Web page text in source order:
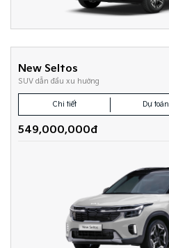
New Seltos
SUV dẫn đầu xu hướng
Chi tiết Dự toán
549,000,000đ